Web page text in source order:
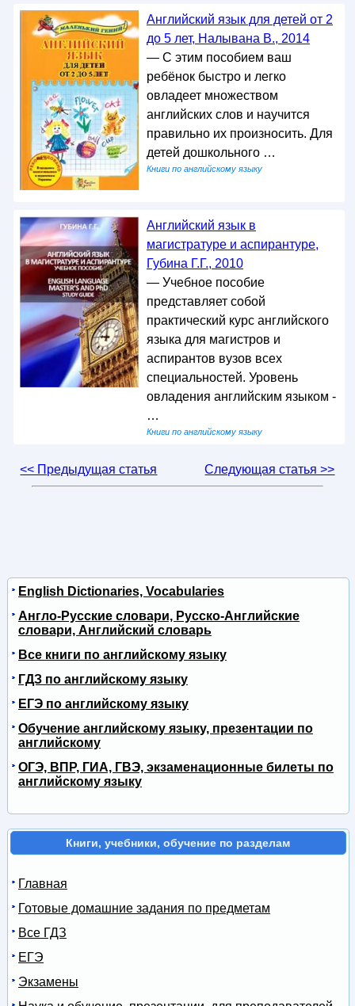
Английский язык для детей от 2
до 5 лет, Налывана В., 2014
— С этим пособием ваш
ребёнок быстро и легко
овладеет множеством
английских слов и научится
правильно их произносить. Для
детей дошкольного …
Книги по английскому языку
Английский язык в
магистратуре и аспирантуре,
Губина Г.Г., 2010
— Учебное пособие
представляет собой
практический курс английского
языка для магистров и
аспирантов вузов всех
специальностей. Уровень
овладения английским языком -
…
Книги по английскому языку
<< Предыдущая статья Следующая статья >>
English Dictionaries, Vocabularies
Англо-Русские словари, Русско-Английские
словари, Английский словарь
Все книги по английскому языку
ГДЗ по английскому языку
ЕГЭ по английскому языку
Обучение английскому языку, презентации по
английскому
ОГЭ, ВПР, ГИА, ГВЭ, экзаменационные билеты по
английскому языку
Книги, учебники, обучение по разделам
Главная
Готовые домашние задания по предметам
Все ГДЗ
ЕГЭ
Экзамены